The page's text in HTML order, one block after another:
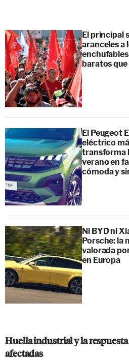
El principal
aranceles a
baratos
El Peugeot
eléctrico
transforma
verano en
cómoda y
Ni BYD ni
Porsche: la
valorada
en Europa
Huella industrial y la
afectadas